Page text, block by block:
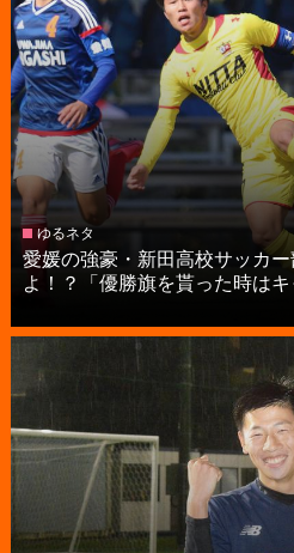
ゆるネタ
愛媛の強豪・新田高校サッカ
よ！？「優勝旗を貰った時はキ